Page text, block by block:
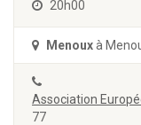
20h00
Menouxà
Association
77